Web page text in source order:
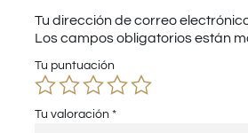
Tu dirección de correo
Los campos obligatorios están
Tu puntuación
Tu valoración *